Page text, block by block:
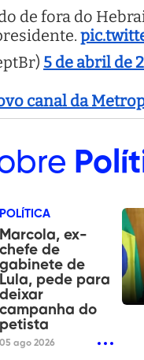
de fora do
5 de abril de
canal da
POLÍTICA
Marcola, ex-
chefe de
gabinete de
Lula, pede para
deixar
campanha do
petista
05 ago 2026